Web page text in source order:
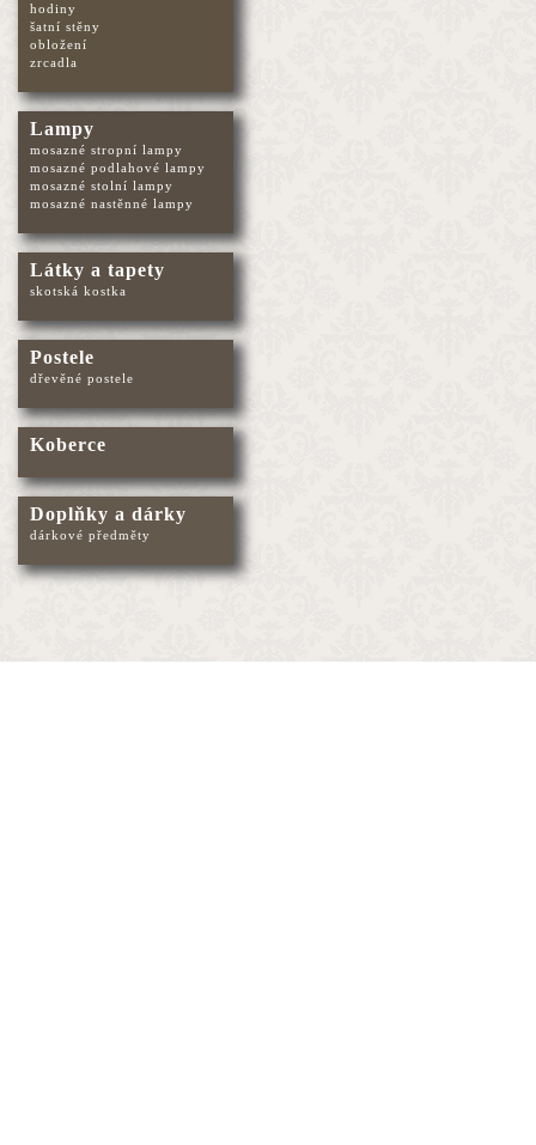
hodiny
šatní stěny
obložení
zrcadla
Lampy
mosazné stropní lampy
mosazné podlahové lampy
mosazné stolní lampy
mosazné nastěnné lampy
Látky a tapety
skotská kostka
Postele
dřevěné postele
Koberce
Doplňky a dárky
dárkové předměty